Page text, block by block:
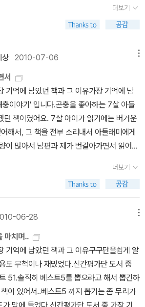
서울 삼정중학교)*** 문
이 살아가면서 가장 필요한 건 공감! 공감을
역시 문학이 아닐까 싶다. 우리집에서 아이
정도는 된다.*** 문학 이외 분야*** 시집
람인지를 생각해 봐야할 듯 싶다. 본성은 개이
마음을 가진 아젠.왜 저자는 ’개’를 통해서
각이 들었다.그 세상에 속해서 적응하며 살
간 세상이 지극히 평범하게 보일수도 있을지
닌 다른 종족(?)을 통해서 바라보는 인간의
될 수도 있다는 생각이 든다. 저자는 아젠을
세상을 드러내고 싶었던 것을 아닐까?/ 알라
가단 동화세상님<예습벌레 배장희와 노력벌
습이 중요한 이유 뿐만 아니라 학교 수업시
그리고 참고서나 사전이 만들어준 모법답안
점차 늘어나는 초등고학년..제대로 공부도 하
이로 사는 배장희처럼 아이들이 지레 지치
어 적극적인 학습법을 갖게 되었으면 합니다.
니라 자기 공부에 대한 확신과 자신감을 갖
친구들이 제 2의 계미형이되었으면 하는 생
딘 6기 유아 분야 신간평가단 엄마유치원님
> 인간에게 해를 입히는 해충이지만, 그들
역사또한 함께 알 수 있다. 다양하고 재미있
들이 익힌다. 다소 황당한 이야기, 놀랍고 설
지 하지만, 그들이 있었기에 인간의 역사와
아이의 마음을 알았고느린 행동 이외에 많은
는시간이 되기도 했다.느린 행동으로, 느린
가는 세상에서는 결코볼 수 없었던 많은 것들
이의 세상 바라보기를 다른 시선으로 봐주
했지만느림보 꼬부기를 통해이제는 조금씩
에 이병승 작가님께 감사인사를 하고싶어진
신간평가단 책마음님<나는 개입니까>규
세상, 1등만 기억하는 세상, 자신의 이익을
가오는 사람들, 굴복시키려는 사람과 굴복된
볼 수 있는 추악함을 드러내고 있었다. 속된
이 존재하는 이 세상에서 우리는 개만도 못
람인지를 생각해 봐야할 듯 싶다. 본성은 개이
마음을 가진 아젠.왜 저자는 ’개’를 통해서
각이 들었다.그 세상에 속해서 적응하며 살
간 세상이 지극히 평범하게 보일수도 있을지
닌 다른 종족(?)을 통해서 바라보는 인간의
될 수도 있다는 생각이 든다. 저자는 아젠을
상을 드러내고 싶었던 것을 아닐까?/ 알라
가단 동화세상님<예습벌레 배장희와 노력벌
습이 중요한 이유 뿐만 아니라 학교 수업시
그리고 참고서나 사전이 만들어준 모법답안
더보기
상2010-07-06
서
기억에 남았던 책과 그 이유가장 기억에 남
이야기' 입니다.곤충을 좋아하는 7살 아들
던 책이였어요. 7살 아이가 읽기에는 버거운
해서, 그 책을 전부 소리내서 아들래미에게
이 많아서 남편과 제가 번갈아가면서 읽어주
어주기도 했네요. 재미있는 책이기도 했지
(?) 책이기도 했답니다. ^^신간평가단 도서
트 51위 - 마이스위트대디2위 - 마크로비오
이가 되고 싶어요4위 - 예습벌레 배장희와
는 개입니까 신간평가단 도서 중 가장 기억
<<착한 아이가 되고 싶어요>> 중,'네 자리
더 해 줄 말이 있단다. 난 네가 나쁜 아이라
넌 굉장히 독특할 뿐이야. 나쁜 것과 독특한
본문 166p)- 아이들의 마음을 이해할 수 있도
모 말을 듣지 않는 아이들을 나쁜 아이라고
더보기
06-28
마치며..
기억에 남았던 책과 그 이유구구단을쉽게 알
도 무척이나 재밌었다.신간평가단 도서 중
51.솔직히 베스트5를 뽑으라고 해서 뽑긴하
이 있어서..베스트5 까지 뽑기는 좀 무리가